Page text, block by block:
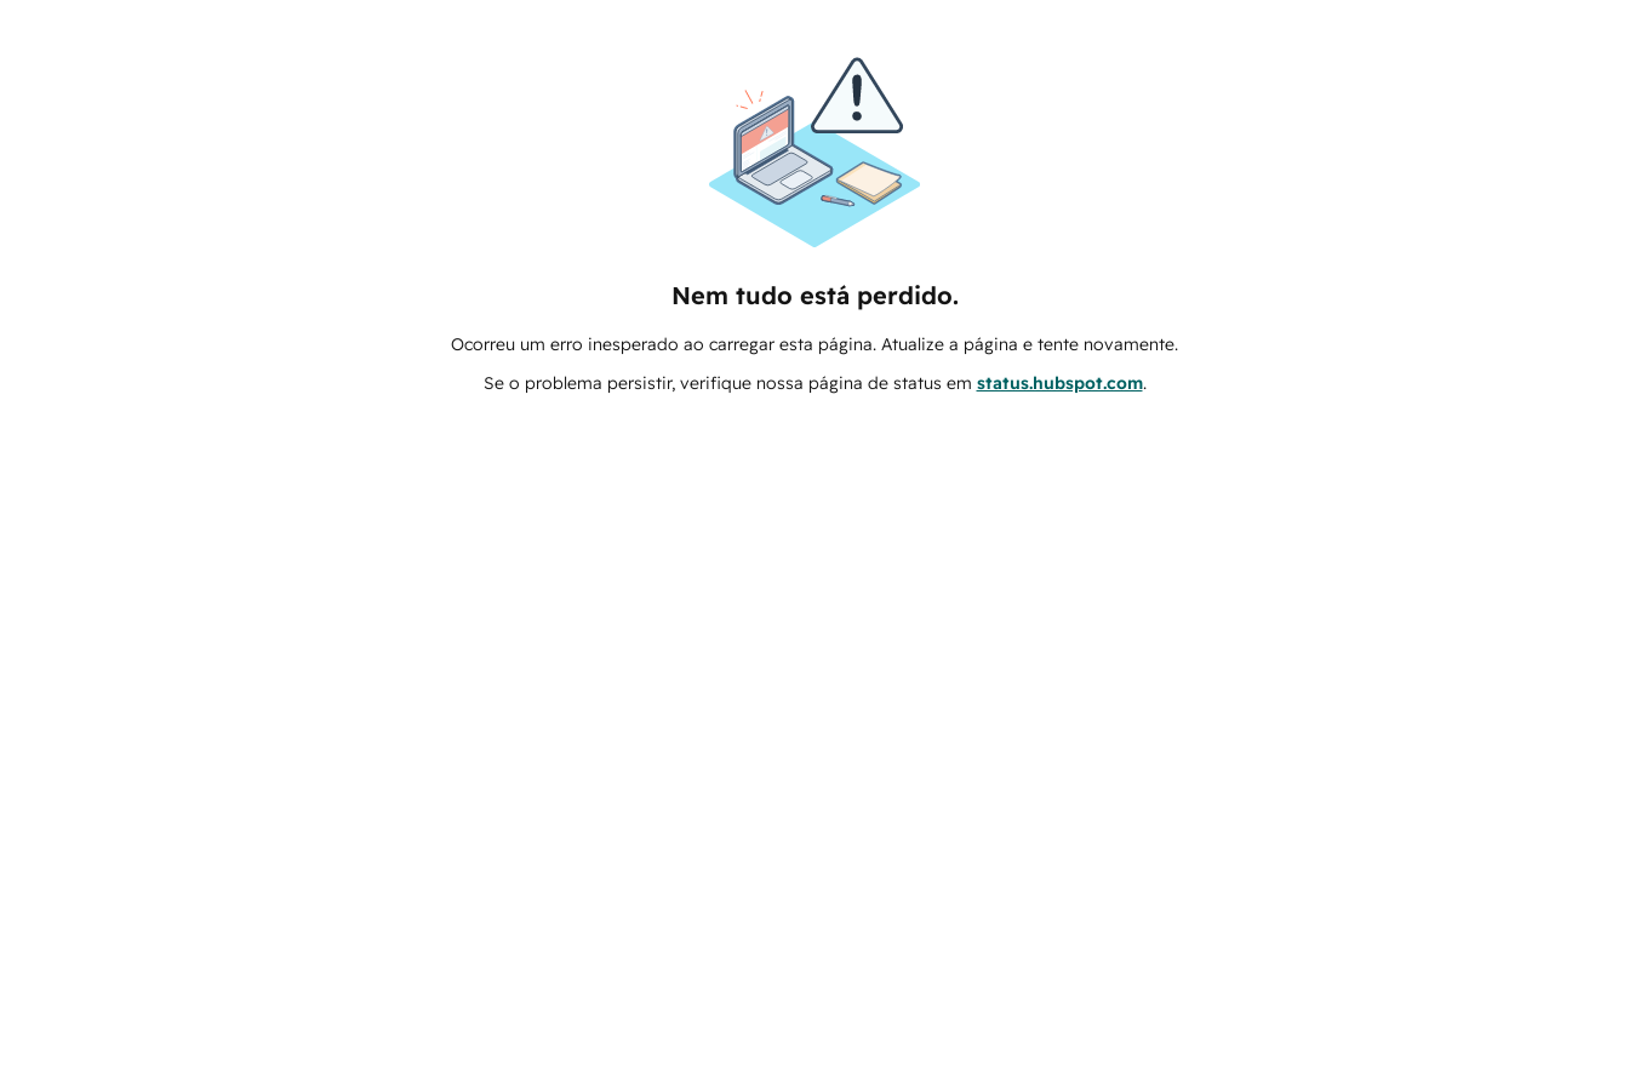
Nem tudo está perdido.
Ocorreu um erro inesperado ao carregar esta página. Atualize a página e tente novamente.
Se o problema persistir, verifique nossa página de status em status.hubspot.com.